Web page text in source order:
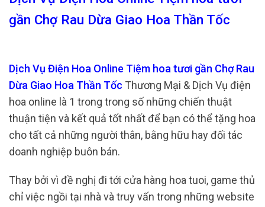
gần Chợ Rau Dừa Giao Hoa Thần Tốc
Dịch Vụ Điện Hoa Online Tiệm hoa tươi gần Chợ Rau
Dừa Giao Hoa Thần Tốc Thương Mại & Dịch Vụ điện
hoa online là 1 trong trong số những chiến thuật
thuận tiện và kết quả tốt nhất để bạn có thể tặng hoa
cho tất cả những người thân, bằng hữu hay đối tác
doanh nghiệp buôn bán.
Thay bởi vì đề nghị đi tới cửa hàng hoa tuoi, game thủ
chỉ việc ngồi tại nhà và truy vấn trong những website